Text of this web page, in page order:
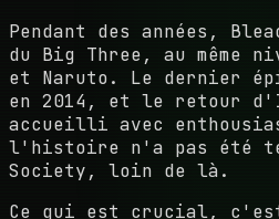
Pendant des années,
du Big Three, au même
et Naruto. Le dernier
en 2014, et le retour
accueilli avec
l'histoire n'a pas été
Society, loin de là.
Ce qui est crucial,